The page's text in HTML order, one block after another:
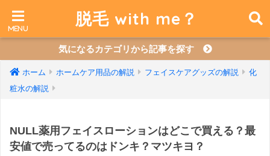
脱毛 with me？
気になるカテゴリから記事を探す
ホーム ホームケア用品の解説 フェイスケアグッズの解説
化
粧水の解説
NULL薬用フェイスローションはどこで買える？最
安値で売ってるのはドンキ？マツキヨ？